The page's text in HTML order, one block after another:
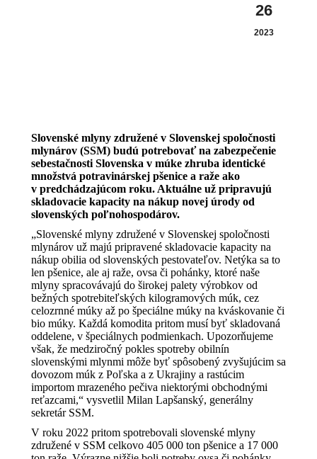
26
2023
Slovenské mlyny združené v Slovenskej spoločnosti
mlynárov (SSM) budú potrebovať na zabezpečenie
sebestačnosti Slovenska v múke zhruba identické
množstvá potravinárskej pšenice a raže ako
v predchádzajúcom roku. Aktuálne už pripravujú
skladovacie kapacity na nákup novej úrody od
slovenských poľnohospodárov.
„Slovenské mlyny združené v Slovenskej spoločnosti
mlynárov už majú pripravené skladovacie kapacity na
nákup obilia od slovenských pestovateľov. Netýka sa to
len pšenice, ale aj raže, ovsa či pohánky, ktoré naše
mlyny spracovávajú do širokej palety výrobkov od
bežných spotrebiteľských kilogramových múk, cez
celozrnné múky až po špeciálne múky na kváskovanie či
bio múky. Každá komodita pritom musí byť skladovaná
oddelene, v špeciálnych podmienkach. Upozorňujeme
však, že medziročný pokles spotreby obilnín
slovenskými mlynmi môže byť spôsobený zvyšujúcim sa
dovozom múk z Poľska a z Ukrajiny a rastúcim
importom mrazeného pečiva niektorými obchodnými
reťazcami,“ vysvetlil Milan Lapšanský, generálny
sekretár SSM.
V roku 2022 pritom spotrebovali slovenské mlyny
združené v SSM celkovo 405 000 ton pšenice a 17 000